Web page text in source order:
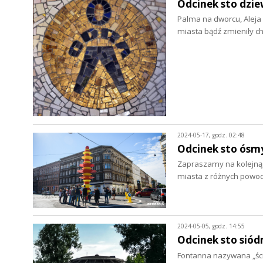
Odcinek sto
Palma na dworcu,
miasta bądź zmieniły
2024-05-17, godz. 02:48
Odcinek sto
Zapraszamy na
miasta z różnych
2024-05-05, godz. 14:55
Odcinek sto
Fontanna nazywana